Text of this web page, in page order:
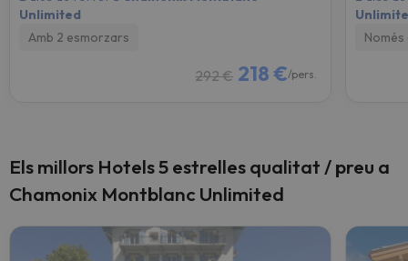
Unlimited
Amb 2 esmorzars
292 € 218 €/pers.
Els millors Hotels 5 estrelles qualitat / preu a
Chamonix Montblanc Unlimited